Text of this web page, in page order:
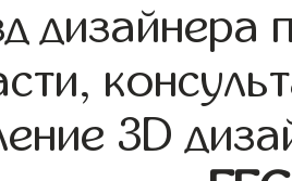
дизайнера
3D